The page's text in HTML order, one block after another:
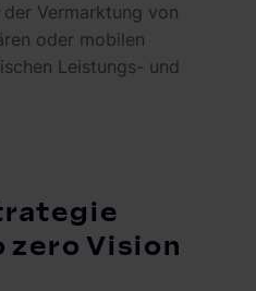
Vermarktung von
oder mobilen
Leistungs- und
zero Vision